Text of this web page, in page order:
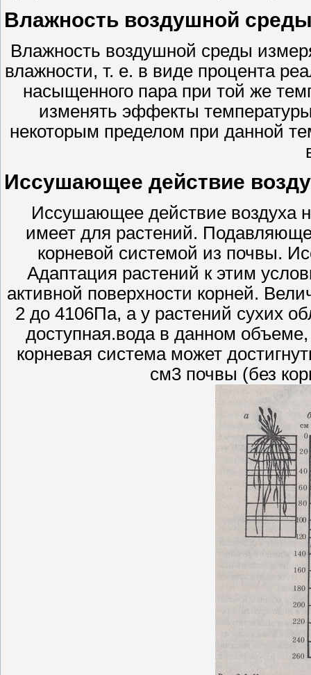
Влажность воздушной
Влажность воздушной среды
влажности, т. е. в виде процента
насыщенного пара при той же
изменять эффекты
некоторым пределом при данной
Иссушающее действие
Иссушающее действие воздуха
имеет для растений.
корневой системой из почвы.
Адаптация растений к этим
активной поверхности корней.
2 до 4106Па, а у растений сухих
доступная.вода в данном
корневая система может
см3 почвы (без